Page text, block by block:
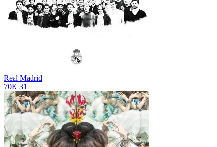
Real Madrid
70K 31